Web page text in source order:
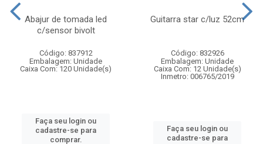
Abajur de tomada led
c/sensor bivolt
Código: 837912
Embalagem: Unidade
Caixa Com: 120 Unidade(s)
Faça seu login ou
cadastre-se para
comprar.
Guitarra star c/luz 52cm
Código: 832926
Embalagem: Unidade
Caixa Com: 12 Unidade(s)
Inmetro: 006765/2019
Faça seu login ou
cadastre-se para